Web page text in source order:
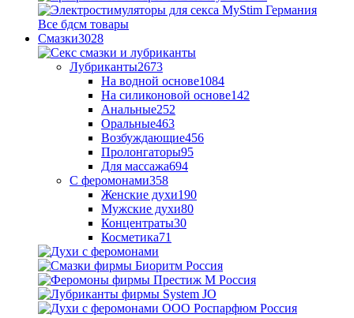
Все бдсм товары
Смазки3028
Лубриканты2673
На водной основе1084
На силиконовой основе142
Анальные252
Оральные463
Возбуждающие456
Пролонгаторы95
Для массажа694
С феромонами358
Женские духи190
Мужские духи80
Концентраты30
Косметика71